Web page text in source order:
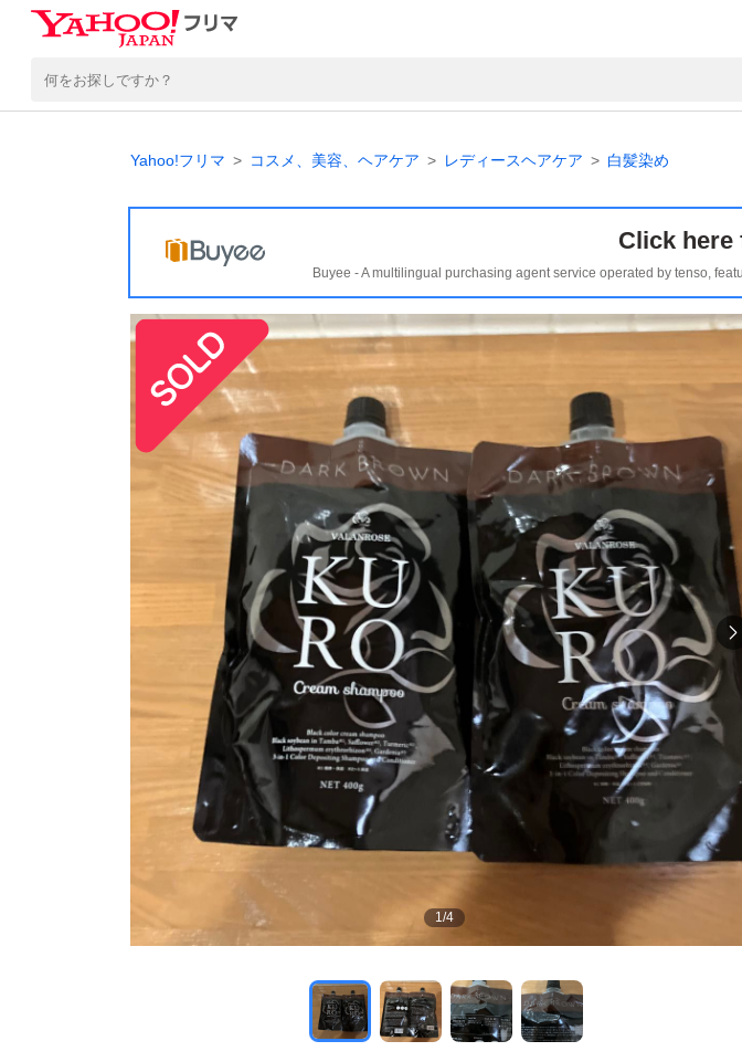
Yahoo!フリマ コスメ、美容、ヘアケア レディースヘアケア 白髪染め
Click here
Buyee - A multilingual purchasing agent service operated by tenso,
1/4